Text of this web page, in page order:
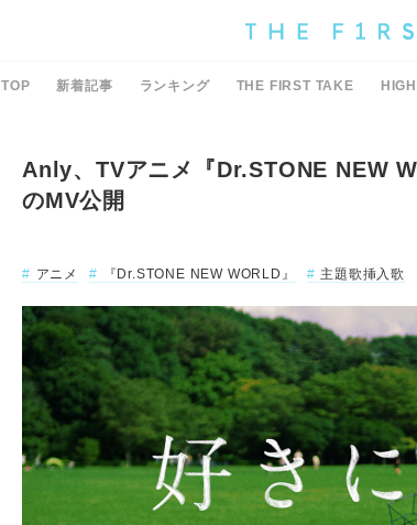
TOP 新着記事 ランキング THE FIRST TAKE
Anly、TVアニメ『Dr.STONE NEW
のMV公開
アニメ
『Dr.STONE NEW WORLD』 主題歌挿入歌